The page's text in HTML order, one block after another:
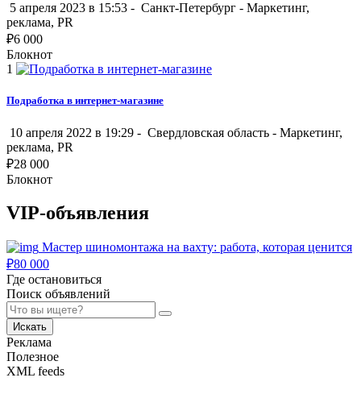
5 апреля 2023 в 15:53 - Санкт-Петербург - Маркетинг,
реклама, PR
₽6 000
Блокнот
1
Подработка в интернет-магазине
10 апреля 2022 в 19:29 - Свердловская область - Маркетинг,
реклама, PR
₽28 000
Блокнот
VIP-объявления
Мастер шиномонтажа на вахту: работа, которая ценится
₽80 000
Где остановиться
Поиск объявлений
Искать
Реклама
Полезное
XML feeds